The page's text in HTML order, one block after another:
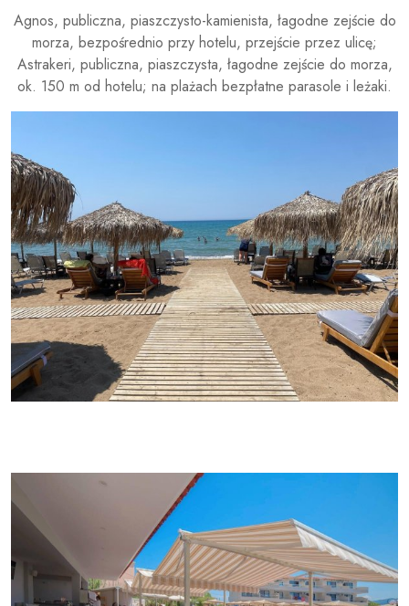
Agnos, publiczna, piaszczysto-kamienista, łagodne zejście do
morza, bezpośrednio przy hotelu, przejście przez ulicę;
Astrakeri, publiczna, piaszczysta, łagodne zejście do morza,
ok. 150 m od hotelu; na plażach bezpłatne parasole i leżaki.